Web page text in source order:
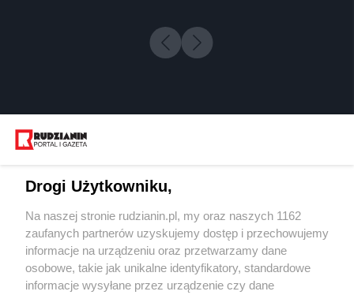
Wydawca mediów
Drogi Użytkowniku,
Na naszej stronie rudzianin.pl, my oraz naszych 1162
zaufanych partnerów uzyskujemy dostęp i przechowujemy
informacje na urządzeniu oraz przetwarzamy dane
osobowe, takie jak unikalne identyfikatory, standardowe
informacje wysyłane przez urządzenie czy dane